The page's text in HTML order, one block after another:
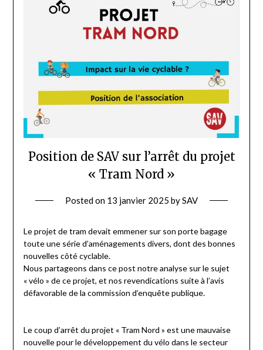
Position de SAV sur l’arrêt du projet
« Tram Nord »
Posted on 13 janvier 2025 bySAV
Le projet de tram devait emmener sur son porte bagage
toute une série d’aménagements divers, dont des bonnes
nouvelles côté cyclable.
Nous partageons dans ce post notre analyse sur le sujet
« vélo » de ce projet, et nos revendications suite à l’avis
défavorable de la commission d’enquête publique.
Le coup d’arrêt du projet « Tram Nord » est une mauvaise
nouvelle pour le développement du vélo dans le secteur